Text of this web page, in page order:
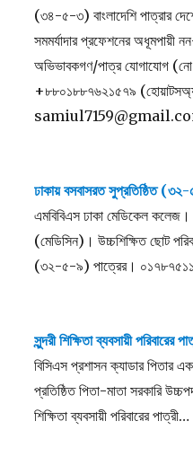
(৩৪-৫-৩) বাংলাদেশি পাত্রার
সমমর্যাদার প্রফেশনের অধূমপায়ী
অভিভাবকগণ/পাত্র যোগাযোগ
+৮৮০১৮৮৭৬২১৫৭৯
ঢাকায় বসবাসরত সুপ্রতিষ্ঠিত
এমবিবিএস ঢাকা মেডিকেল
(মেডিসিন)। উচ্চশিক্ষিত ছোট
(৩২-৫-৯) পাত্রের।
সুন্দরী শিক্ষিতা ব্যবসায়ী পরিবারের
বিসিএস প্রশাসন ক্যাডার পিতার
প্রতিষ্ঠিত পিতা-মাতা সরকারি
শিক্ষিতা ব্যবসায়ী পরিবারের পাত্রী…